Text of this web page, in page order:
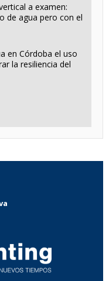
a examen:
de agua pero con el
en Córdoba el uso
la resiliencia del